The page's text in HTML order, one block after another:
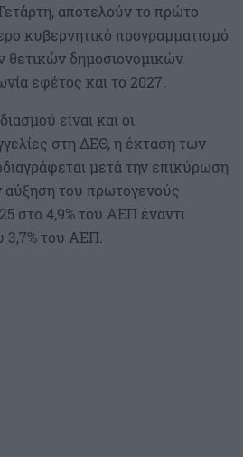
αποτελούν το πρώτο
κυβερνητικό προγραμματισμό
θετικών δημοσιονομικών
εφέτος και το 2027.
είναι και οι
στη ΔΕΘ, η έκταση των
μετά την επικύρωση
αύξηση του πρωτογενούς
στο 4,9% του ΑΕΠ έναντι
3,7% του ΑΕΠ.